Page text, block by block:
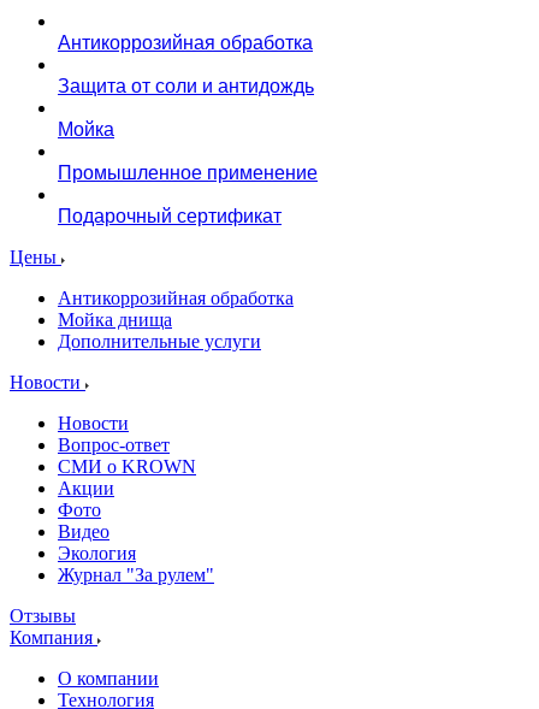
Антикоррозийная обработка
Защита от соли и антидождь
Мойка
Промышленное применение
Подарочный сертификат
Цены
Антикоррозийная обработка
Мойка днища
Дополнительные услуги
Новости
Новости
Вопрос-ответ
СМИ о KROWN
Акции
Фото
Видео
Экология
Журнал "За рулем"
Отзывы
Компания
О компании
Технология